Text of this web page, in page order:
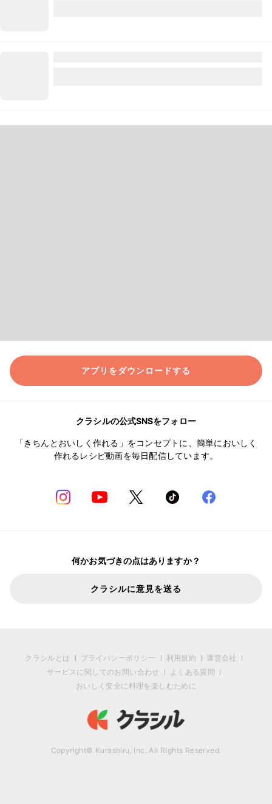
アプリをダウンロードする
クラシルの公式SNSをフォロー
「きちんとおいしく作れる」をコンセプトに、簡単においしく
作れるレシピ動画を毎日配信しています。
何かお気づきの点はありますか？
クラシルに意見を送る
クラシルとは プライバシーポリシー 利用規約
運営会社
サービスに関してのお問い合わせ
よくある質問
おいしく安全に料理を楽しむために
Copyright© Kurashiru, Inc. All Rights Reserved.